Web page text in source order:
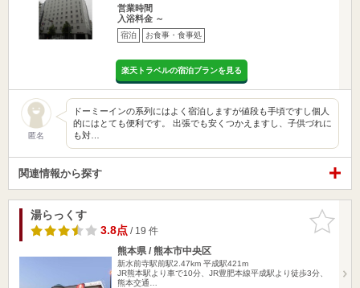
営業時間
入浴料金 ～
宿泊 お食事・食事処
楽天トラベルの宿泊プランを見る
匿名
ドーミーインの系列にはよく宿泊しますが値段も手頃ですし個人
的にはとても便利です。 出張でも安くつかえますし、子供づれに
も対…
関連情報から探す
お気に入
りに追加
湯らっくす
3.8点/ 19 件
熊本県 / 熊本市中央区
新水前寺駅前駅2.47km 平成駅421m
JR熊本駅より車で10分、JR豊肥本線平成駅より徒歩3分、
熊本交通…